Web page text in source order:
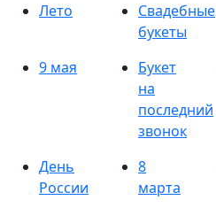
Лето
Свадебные
букеты
9 мая
Букет
на
последний
звонок
День
России
8
марта